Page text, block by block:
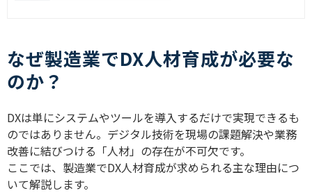
します。
なぜ製造業でDX人材育成が必要な
のか？
DXは単にシステムやツールを導入するだけで実現できるも
のではありません。デジタル技術を現場の課題解決や業務
改善に結びつける「人材」の存在が不可欠です。
ここでは、製造業でDX人材育成が求められる主な理由につ
いて解説します。